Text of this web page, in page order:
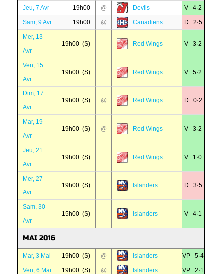
Jeu, 7 Avr 19h00 @ Devils V 4·2
Sam, 9 Avr 19h00 @ Canadiens D 2·5
Mer, 13
Avr
19h00 (S) Red Wings V 3·2
Ven, 15
Avr
19h00 (S) Red Wings V 5·2
Dim, 17
Avr
19h00 (S) @ Red Wings D 0·2
Mar, 19
Avr
19h00 (S) @ Red Wings V 3·2
Jeu, 21
Avr
19h00 (S) Red Wings V 1·0
Mer, 27
Avr
19h00 (S) Islanders D 3·5
Sam, 30
Avr
15h00 (S) Islanders V 4·1
MAI 2016
Mar, 3 Mai 19h00 (S) @ Islanders VP 5·4
Ven, 6 Mai 19h00 (S) @ Islanders VP 2·1